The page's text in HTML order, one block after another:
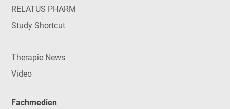
RELATUS PHARM
Study Shortcut
Therapie News
Video
Fachmedien